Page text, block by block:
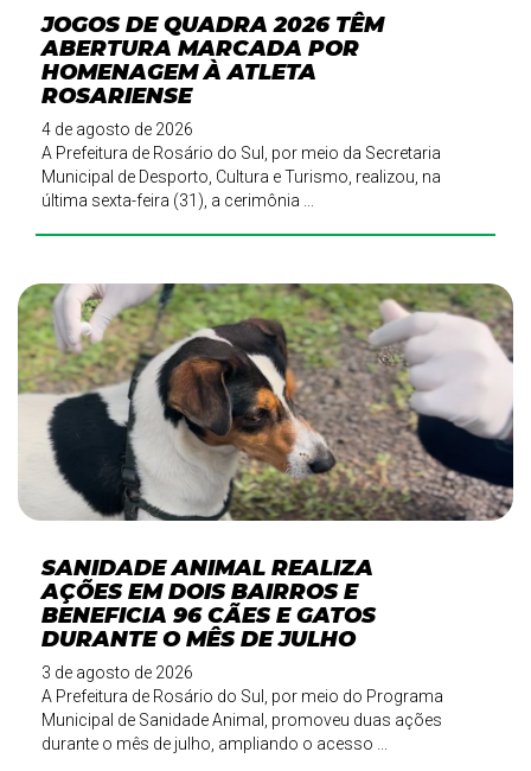
JOGOS DE QUADRA 2026 TÊM
ABERTURA MARCADA POR
HOMENAGEM À ATLETA
ROSARIENSE
4 de agosto de 2026
A Prefeitura de Rosário do Sul, por meio da Secretaria
Municipal de Desporto, Cultura e Turismo, realizou, na
última sexta-feira (31), a cerimônia ...
SANIDADE ANIMAL REALIZA
AÇÕES EM DOIS BAIRROS E
BENEFICIA 96 CÃES E GATOS
DURANTE O MÊS DE JULHO
3 de agosto de 2026
A Prefeitura de Rosário do Sul, por meio do Programa
Municipal de Sanidade Animal, promoveu duas ações
durante o mês de julho, ampliando o acesso ...